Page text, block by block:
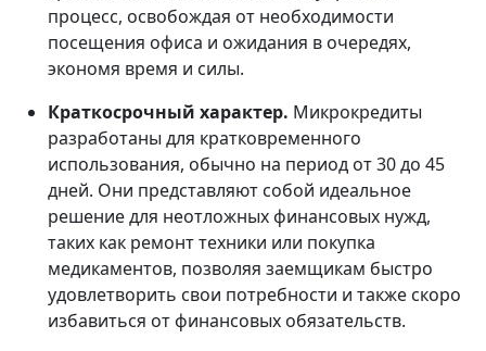
процесс, освобождая от необходимости
посещения офиса и ожидания в очередях,
экономя время и силы.
Краткосрочный характер. Микрокредиты
разработаны для кратковременного
использования, обычно на период от 30 до 45
дней. Они представляют собой идеальное
решение для неотложных финансовых нужд,
таких как ремонт техники или покупка
медикаментов, позволяя заемщикам быстро
удовлетворить свои потребности и также скоро
избавиться от финансовых обязательств.